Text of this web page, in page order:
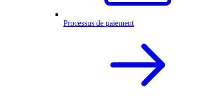
Processus de paiement